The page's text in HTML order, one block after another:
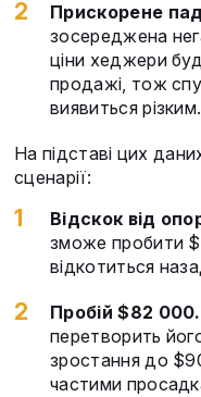
Прискорене
зосереджена
ціни хеджери
продажі, тож
виявиться різким.
На підставі цих
сценарії:
Відскок від
зможе пробити
відкотиться
Пробій $82 000.
перетворить
зростання до
частими